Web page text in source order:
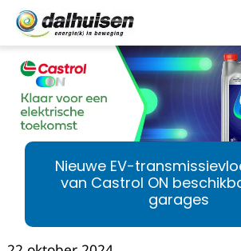
Nieuwe EV-
van Castrol ON
garages